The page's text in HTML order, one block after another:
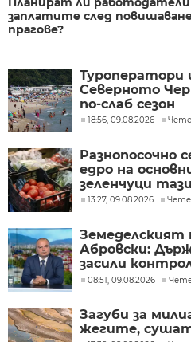
заплатите след
прагове?
Туроператори
Северното
по-слаб сезон
18:56, 09.08.2026 Чете
Разнопосочно
едро на
зеленчуци
13:27, 09.08.2026 Чете
Абровски:
засили
трети страни
08:51, 09.08.2026 Чете
Загуби за
жегите,